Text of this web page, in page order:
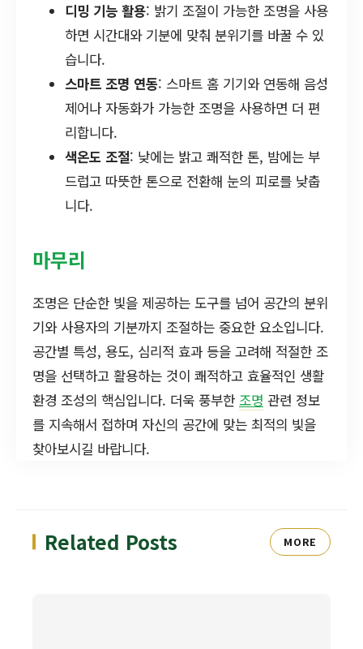
디밍 기능 활용: 밝기 조절이 가능한 조명을 사용
하면 시간대와 기분에 맞춰 분위기를 바꿀 수 있
습니다.
스마트 조명 연동: 스마트 홈 기기와 연동해 음성
제어나 자동화가 가능한 조명을 사용하면 더 편
리합니다.
색온도 조절: 낮에는 밝고 쾌적한 톤, 밤에는 부
드럽고 따뜻한 톤으로 전환해 눈의 피로를 낮춥
니다.
마무리
조명은 단순한 빛을 제공하는 도구를 넘어 공간의 분위
기와 사용자의 기분까지 조절하는 중요한 요소입니다.
공간별 특성, 용도, 심리적 효과 등을 고려해 적절한 조
명을 선택하고 활용하는 것이 쾌적하고 효율적인 생활
환경 조성의 핵심입니다. 더욱 풍부한 조명 관련 정보
를 지속해서 접하며 자신의 공간에 맞는 최적의 빛을
찾아보시길 바랍니다.
Related Posts MORE